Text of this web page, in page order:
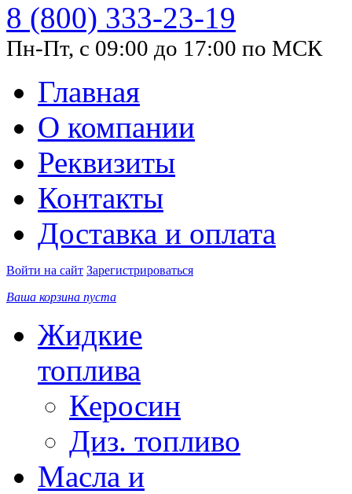
8 (800) 333-23-19
Пн-Пт, с 09:00 до 17:00 по МСК
Главная
О компании
Реквизиты
Контакты
Доставка и оплата
Войти на сайт Зарегистрироваться
Ваша корзина пуста
Жидкие
топлива
Керосин
Диз. топливо
Масла и